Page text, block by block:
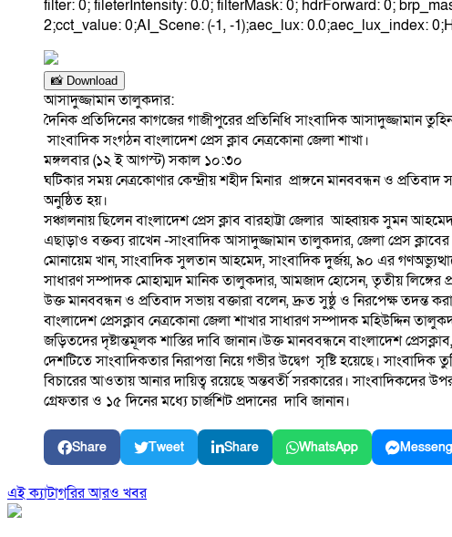
filter: 0; fileterIntensity: 0.0; filterMask: 0; hdrForward: 0;
2;cct_value: 0;AI_Scene: (-1, -1);aec_lux: 0.0;aec_lux_index:
📸 Download
আসাদুজ্জামান তালুকদার:
দৈনিক প্রতিদিনের কাগজের গাজীপুরের প্রতিনিধি সাংবাদিক আসাদুজ্জামান
সাংবাদিক সংগঠন বাংলাদেশ প্রেস ক্লাব নেত্রকোনা জেলা শাখা।
মঙ্গলবার (১২ ই আগস্ট) সকাল ১০:৩০
ঘটিকার সময় নেত্রকোণার কেন্দ্রীয় শহীদ মিনার প্রাঙ্গনে মানববন্ধন ও
অনুষ্ঠিত হয়।
সঞ্চালনায় ছিলেন বাংলাদেশ প্রেস ক্লাব বারহাট্টা জেলার আহ্বায়ক সুমন
এছাড়াও বক্তব্য রাখেন -সাংবাদিক আসাদুজ্জামান তালুকদার, জেলা প্রেস
মোনায়েম খান, সাংবাদিক সুলতান আহমেদ, সাংবাদিক দুর্জয়, ৯০ এর
সাধারণ সম্পাদক মোহাম্মদ মানিক তালুকদার, আমজাদ হোসেন, তৃতীয় লিঙ্গের
উক্ত মানববন্ধন ও প্রতিবাদ সভায় বক্তারা বলেন, দ্রুত সুষ্ঠু ও নিরপেক্ষ তদন্ত
বাংলাদেশ প্রেসক্লাব নেত্রকোনা জেলা শাখার সাধারণ সম্পাদক মহিউদ্দিন
জড়িতদের দৃষ্টান্তমূলক শাস্তির দাবি জানান।উক্ত মানববন্ধনে বাংলাদেশ
দেশটিতে সাংবাদিকতার নিরাপত্তা নিয়ে গভীর উদ্বেগ সৃষ্টি হয়েছে।
বিচারের আওতায় আনার দায়িত্ব রয়েছে অন্তবর্তী সরকারের। সাংবাদিকদের
গ্রেফতার ও ১৫ দিনের মধ্যে চার্জশিট প্রদানের দাবি জানান।
Share Tweet Share WhatsApp
এই ক্যাটাগরির আরও খবর